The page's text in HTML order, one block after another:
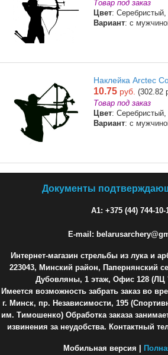
Товар под заказ
Цвет:
Вариант: с
Наклейка Arctec
10.75 руб. (302.82
Товар под заказ
Цвет:
Вариант: с
Документы
A1: +375 (44) 744-10-
E-mail:
Интернет-магазин стрельбы из лука и
223043, Минский район, Папернянский
Дубовляны, 1 этаж, Офис 128 (ЛЦ
Имеется возможность забрать заказ во
г. Минск, пр. Независимости, 195
им. Тимошенко) Обработка заказа
извинения за неудобства. Контактный
Мобильная версия |